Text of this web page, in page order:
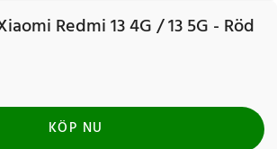
Redmi 13 4G / 13 5G - Röd
KÖP NU